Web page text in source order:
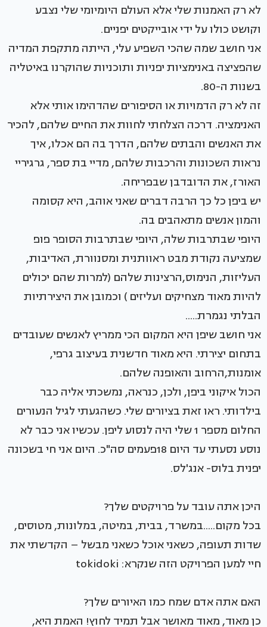
לא רק האמנות שלי אלא העולם היומיומי שלי נצבע
וקושט כולו על ידי אובייקטים יפניים.
אני חושב שמה שהכי השפיע עלי, הייתה מתקפת המדיה
שהפציצה באנימציות יפניות ותוכניות שהוקרנו באיטליה
בשנות ה-80.
זה לא רק הדמויות או הסיפורים שהדהימו אותי אלא
האנימציה. דרכה הצלחתי לחוות את החיים שלהם, להכיר
את האנשים והבתים שלהם, הדרך בה הם אכלו, איך
נראות השכונות והרכבות שלהם, מדיי בת ספר, גרגיריי
האורז, את הדובדבן שבפריחה.
יש ביפן כל כך הרבה דברים שאני אוהב, היא קסומה
והמון אנשים מתאהבים בה.
היופי שבתרבות שלה, היופי שבתרבות הסופר פופ
שמציעה נקודת מבט ראוותנית ומסנוורת, האדיבות,
העליזות, הנימוס,הרצינות שלהם (למרות שהם יכולים
להיות מאוד מצחיקים ועליזים ) וכמובן את היצירתיות
הבלתי נגמרת.....
אני חושב שיפן היא המקום הכי ממריץ לאנשים שעובדים
בתחום יצירתי. היא מאוד חדשנית בעיצוב גרפי,
אומנות,הרחוב והאופנה שלהם.
הכול איקוני ביפן, ולכן, כנראה, נמשכתי אליה כבר
בילדותי. ראו זאת בציורים שלי. כשהגעתי לגיל הנעורים
החלום מספר 1 שלי היה לנסוע ליפן. עכשיו אני כבר לא
נוסע נסעתי עד היום 18פעמים סה"כ. היום אני חי בשכונה
יפנית בלוס- אנג'לס.
היכן אתה עובד על פרויקטים שלך?
בכל מקום.....במשרד, בבית, במיטה, במלונות, מטוסים,
שדות תעופה, כשאני אוכל כשאני מבשל – הקדשתי את
חיי למען הפרויקט הזה שנקרא: tokidoki
האם אתה אדם שמח כמו האיורים שלך?
כן מאוד, מאוד מאושר אבל תמיד לחוץ! האמת היא,